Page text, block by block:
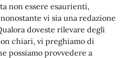
non essere esaurienti,
vi sia una redazione
doveste rilevare degli
chiari, vi preghiamo di
possiamo provvedere a